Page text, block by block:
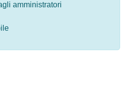
amministratori